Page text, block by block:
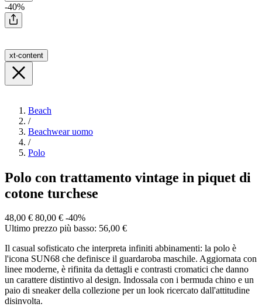
-40%
xt-content
Beach
/
Beachwear uomo
/
Polo
Polo con trattamento vintage in piquet di
cotone turchese
48,00 € 80,00 € -40%
Ultimo prezzo più basso: 56,00 €
Il casual sofisticato che interpreta infiniti abbinamenti: la polo è
l'icona SUN68 che definisce il guardaroba maschile. Aggiornata con
linee moderne, è rifinita da dettagli e contrasti cromatici che danno
un carattere distintivo al design. Indossala con i bermuda chino e un
paio di sneaker della collezione per un look ricercato dall'attitudine
disinvolta.